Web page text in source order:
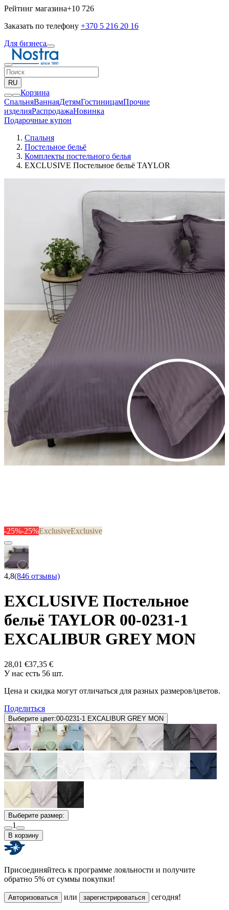
Рейтинг магазина+10 726
Заказать по телефону +370 5 216 20 16
Для бизнеса
RU
Корзина
СпальняВаннаяДетямГостиницамПрочие
изделияPаспродажаНовинка
Подарочные купон
Спальня
Постельное бельё
Комплекты постельного белья
EXCLUSIVE Постельное бельё TAYLOR
-25%-25%ExclusiveExclusive
4,8(846 отзывы)
EXCLUSIVE Постельное
бельё TAYLOR 00-0231-1
EXCALIBUR GREY MON
28,01 €37,35 €
У нас есть 56 шт.
Цена и скидка могут отличаться для разных размеров/цветов.
Поделиться
Выберите цвет:00-0231-1 EXCALIBUR GREY MON
Выберите размер:
1
В корзину
Присоединяйтесь к программе лояльности и получите
обратно 5% от суммы покупки!
Авторизоваться или зарегистрироваться сегодня!